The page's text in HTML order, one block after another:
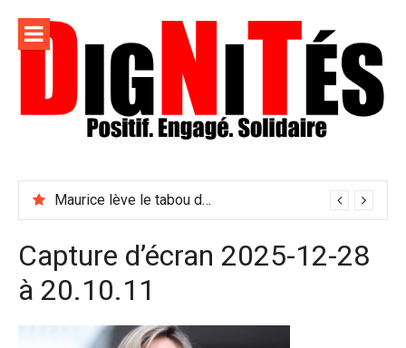
contenu
L'info
sociale,
solidaire
engagée
relayer ce qui fait avancer le monde
Maurice lève le tabou du viol conjugal
Capture d’écran 2025-12-28
à 20.10.11